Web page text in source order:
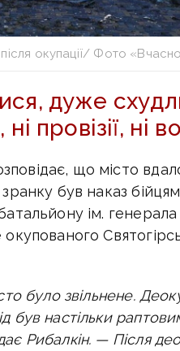
після окупації/ Фото
дуже
провізії, ні
що місто
зранку був наказ
батальйону ім.
було звільнене.
був настільки
Рибалкін. — Після